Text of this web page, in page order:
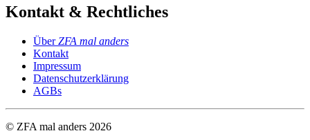
Kontakt & Rechtliches
ÜberZFA mal anders
Kontakt
Impressum
Datenschutzerklärung
AGBs
© ZFA mal anders 2026